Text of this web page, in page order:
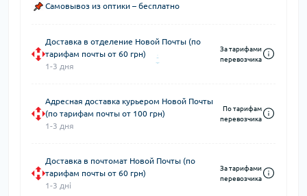
Самовывоз из оптики – бесплатно
Доставка в отделение Новой Почты (по
тарифам почты от 60 грн)
1-3 дня
За тарифами
перевозчика
Адресная доставка курьером Новой Почты
(по тарифам почты от 100 грн)
1-3 дня
По тарифам
перевозчика
Доставка в почтомат Новой Почты (по
тарифам почты от 60 грн)
1-3 дні
За тарифами
перевозчика